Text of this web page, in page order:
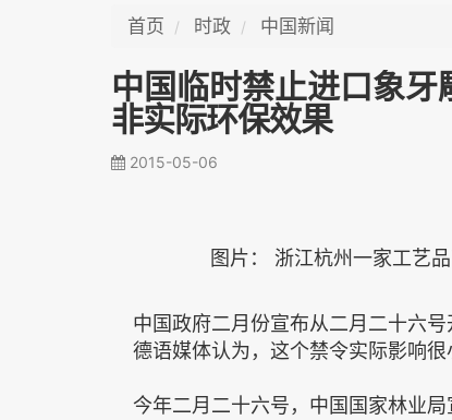
首页 时政 中国新闻
中国临时禁止进口象
非实际环保效果
2015-05-06
图片： 浙江杭州一家工艺
中国政府二月份宣布从二月二十六
德语媒体认为，这个禁令实际影响很
今年二月二十六号，中国国家林业